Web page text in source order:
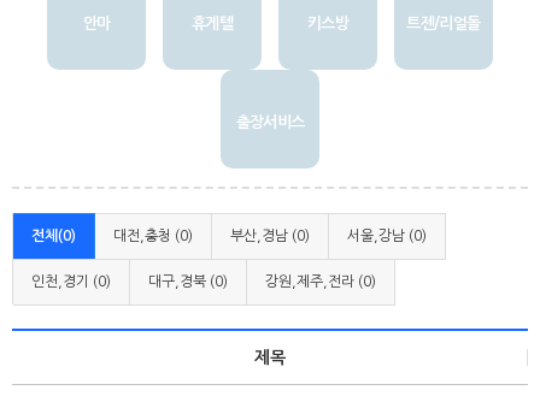
안마 휴게텔 키스방 트젠/리얼돌
출장서비스
전체(0) 대전,충청 (0) 부산,경남 (0) 서울,강남 (0)
인천,경기 (0) 대구,경북 (0) 강원,제주,전라 (0)
제목